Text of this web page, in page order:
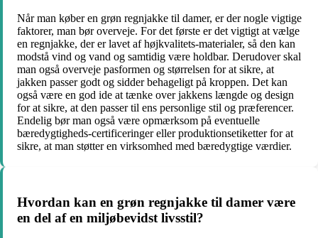
Når man køber en grøn regnjakke til damer, er der nogle vigtige
faktorer, man bør overveje. For det første er det vigtigt at vælge
en regnjakke, der er lavet af højkvalitets-materialer, så den kan
modstå vind og vand og samtidig være holdbar. Derudover skal
man også overveje pasformen og størrelsen for at sikre, at
jakken passer godt og sidder behageligt på kroppen. Det kan
også være en god ide at tænke over jakkens længde og design
for at sikre, at den passer til ens personlige stil og præferencer.
Endelig bør man også være opmærksom på eventuelle
bæredygtigheds-certificeringer eller produktionsetiketter for at
sikre, at man støtter en virksomhed med bæredygtige værdier.
Hvordan kan en grøn regnjakke til damer være
en del af en miljøbevidst livsstil?